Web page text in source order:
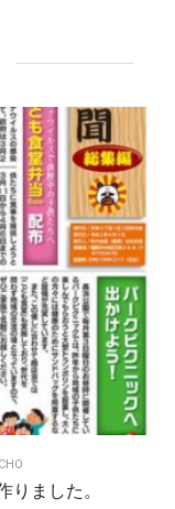
ました。